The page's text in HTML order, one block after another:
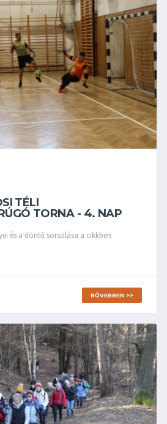
TÉLI
TORNA - 4. NAP
és a döntő sorsolása a cikkben
BŐVEBBEN >>